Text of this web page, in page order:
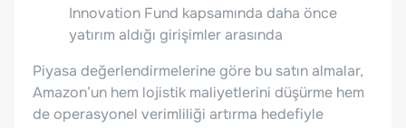
Innovation Fund kapsamında daha önce
yatırım aldığı girişimler arasında
Piyasa değerlendirmelerine göre bu satın almalar,
Amazon’un hem lojistik maliyetlerini düşürme hem
de operasyonel verimliliği artırma hedefiyle